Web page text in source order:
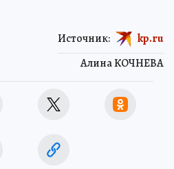
Алина КОЧНЕВА
Источник: kp.ru